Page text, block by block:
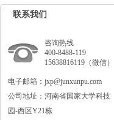
联系我们
咨询热线
400-8488-119
15638816119（微信）
电子邮箱：jxp@junxunpu.com
公司地址：河南省国家大学科技
园-西区Y21栋